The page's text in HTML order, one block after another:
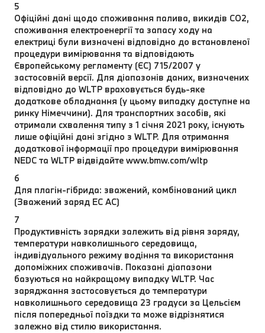
5
Офіційні дані щодо споживання палива, викидів CO2,
споживання електроенергії та запасу ходу на
електриці були визначені відповідно до встановленої
процедури вимірювання та відповідають
Європейському регламенту (ЄС) 715/2007 у
застосовній версії. Для діапазонів даних, визначених
відповідно до WLTP враховується будь-яке
додаткове обладнання (у цьому випадку доступне на
ринку Німеччини). Для транспортних засобів, які
отримали схвалення типу з 1 січня 2021 року, існують
лише офіційні дані згідно з WLTP. Для отримання
додаткової інформації про процедури вимірювання
NEDC та WLTP відвідайте www.bmw.com/wltp
6
Для плагін-гібрида: зважений, комбінований цикл
(Зважений заряд EC AC)
7
Продуктивність зарядки залежить від рівня заряду,
температури навколишнього середовища,
індивідуального режиму водіння та використання
допоміжних споживачів. Показані діапазони
базуються на найкращому випадку WLTP. Час
заряджання застосовується до температури
навколишнього середовища 23 градуси за Цельсієм
після попередньої поїздки та може відрізнятися
залежно від стилю використання.